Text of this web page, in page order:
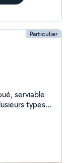
Particulier
types
de toit ).
meubles ,